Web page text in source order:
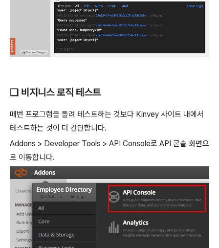
❑ 비지니스 로직 테스트
매번 프로그램을 돌려 테스트하는 것보다 Kinvey 사이트 내에서
테스트하는 것이 더 간단합니다.
Addons > Developer Tools > API Console로 API 콘솔 화면으
로 이동합니다.